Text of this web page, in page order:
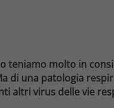
teniamo molto in
di una patologia
altri virus delle vie